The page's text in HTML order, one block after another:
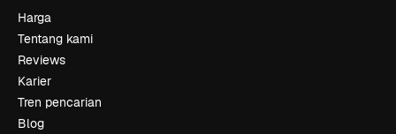
Harga
Tentang kami
Reviews
Karier
Tren pencarian
Blog